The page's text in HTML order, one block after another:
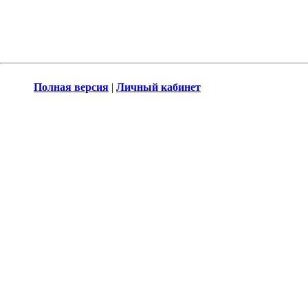
Полная версия | Личный кабинет